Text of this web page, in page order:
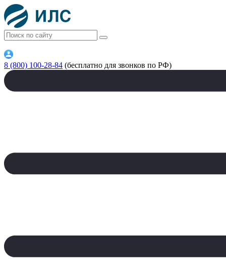
8 (800) 100-28-84 (бесплатно для звонков по РФ)